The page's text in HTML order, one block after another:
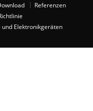
Referenzen
Elektronikgeräten